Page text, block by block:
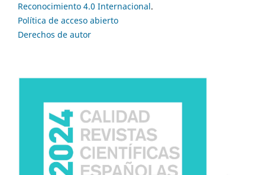
Reconocimiento 4.0 Internacional.
Política de acceso abierto
Derechos de autor